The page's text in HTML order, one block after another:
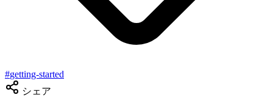
#getting-started
シェア